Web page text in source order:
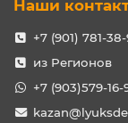
Наши
+7 (901) 781-
из Регионов
+7 (903)579-16-